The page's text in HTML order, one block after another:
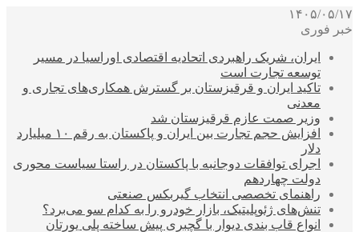
۱۴۰۵/۰۵/۱۷
خبر فوری
ایران، شریک راهبردی اتحادیه اقتصادی اوراسیا در مسیر
توسعه تجارت است
تاکید ایران و قرقیزستان بر گسترش همکاری‌های تجاری و
معدنی
وزیر صمت عازم قرقیزستان شد
افزایش حجم تجارت بین ایران و پاکستان به رقم ۱۰ میلیارد
دلار
اجرای توافقات دوجانبه با پاکستان در راستا سیاست محوری
دولت چهاردهم
راهنمای تخصصی انتخاب گیربکس صنعتی
تنش‌های ژئوپلیتیک، بازار خودرو را به کدام سو می‌برد؟
انواع قاب بندی دیوار با گچبری پیش ساخته پلی یورتان